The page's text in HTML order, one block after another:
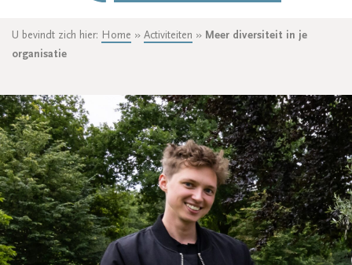
U bevindt zich hier: Home » Activiteiten » Meer diversiteit in je
organisatie